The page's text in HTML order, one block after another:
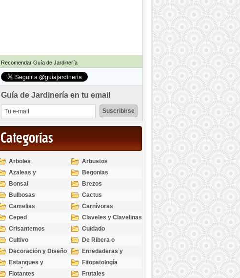
Recomendar Guía de Jardinería
Guía de Jardinería en tu email
Categorías
Arboles
Arbustos
Azaleas y
Rododendros
Begonias
Bonsai
Brezos
Bulbosas
Cactus
Camelias
Carnívoras
Ceped
Claveles y Clavelinas
Crisantemos
Cuidado
Cultivo
De Ribera o
Palustres
Decoración y Diseño
Enredaderas y
cubresuelos
Estanques y
Acuáticas
Fitopatología
Flotantes
Frutales